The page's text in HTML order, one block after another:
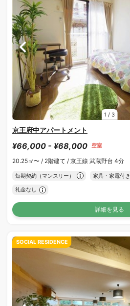
1 / 3
京王府中アパートメント
¥66,000 - ¥68,000 空室
20.25㎡〜 / 2階建て / 京王線 武蔵野台 4分
短期契約（マンスリー） 家具・家電付き
礼金なし
詳細を見る
SOCIAL RESIDENCE